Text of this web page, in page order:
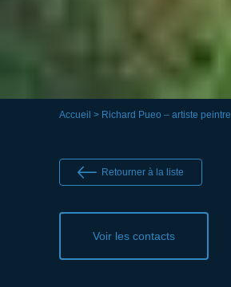
Accueil > Richard Pueo – artiste peintre
Retourner à la liste
Voir les contacts